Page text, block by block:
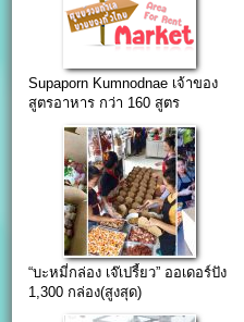
Supaporn Kumnodnae เจ้าของ
สูตรอาหาร กว่า 160 สูตร
“บะหมี่กล่อง เจ๊เปรี้ยว” ออเดอร์ปัง
1,300 กล่อง(สูงสุด)